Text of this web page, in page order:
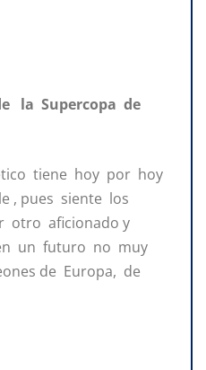
la Supercopa de
tiene hoy por hoy
, pues siente los
otro aficionado y
un futuro no muy
de Europa, de